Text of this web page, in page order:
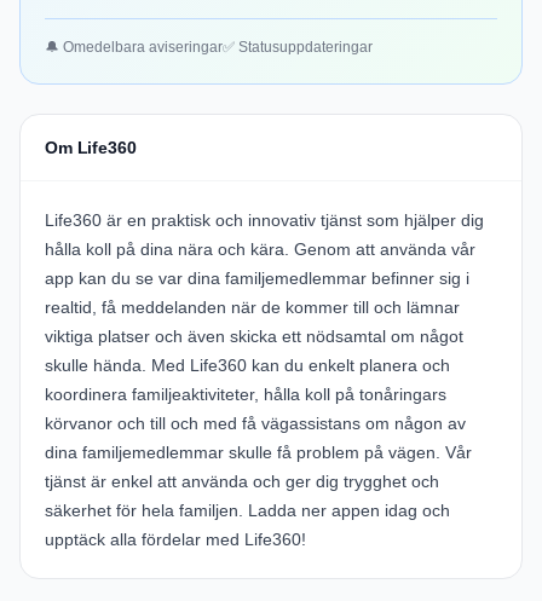
🔔 Omedelbara aviseringar✅ Statusuppdateringar
Om Life360
Life360 är en praktisk och innovativ tjänst som hjälper dig
hålla koll på dina nära och kära. Genom att använda vår
app kan du se var dina familjemedlemmar befinner sig i
realtid, få meddelanden när de kommer till och lämnar
viktiga platser och även skicka ett nödsamtal om något
skulle hända. Med Life360 kan du enkelt planera och
koordinera familjeaktiviteter, hålla koll på tonåringars
körvanor och till och med få vägassistans om någon av
dina familjemedlemmar skulle få problem på vägen. Vår
tjänst är enkel att använda och ger dig trygghet och
säkerhet för hela familjen. Ladda ner appen idag och
upptäck alla fördelar med Life360!